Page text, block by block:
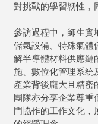
對挑戰的學習韌性，
參訪過程中，師生實
儲氣設備、特殊氣體
解半導體材料供應鏈
施、數位化管理系統
產業背後龐大且精密
團隊亦分享企業尊重
門協作的工作文化，